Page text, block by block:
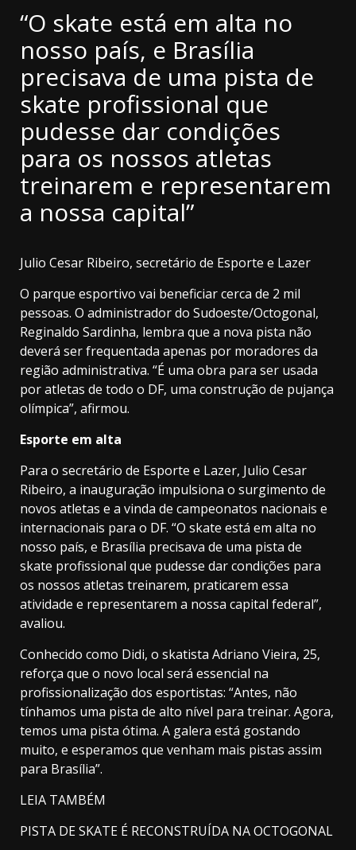
“O skate está em alta no
nosso país, e Brasília
precisava de uma pista de
skate profissional que
pudesse dar condições
para os nossos atletas
treinarem e representarem
a nossa capital”
Julio Cesar Ribeiro, secretário de Esporte e Lazer
O parque esportivo vai beneficiar cerca de 2 mil
pessoas.‌ O administrador do Sudoeste/Octogonal,
Reginaldo Sardinha, lembra que a nova pista não
deverá ser frequentada apenas por moradores da
região administrativa. “É uma obra para ser usada
por atletas de todo o DF, uma construção de pujança
olímpica”, afirmou.
Esporte em alta
Para o secretário de Esporte e Lazer, Julio Cesar
Ribeiro, a inauguração impulsiona o surgimento de
novos atletas e a vinda de campeonatos nacionais e
internacionais para o DF. “O skate está em alta no
nosso país, e Brasília precisava de uma pista de
skate profissional que pudesse dar condições para
os nossos atletas treinarem, praticarem essa
atividade e representarem a nossa capital federal”,
avaliou.
Conhecido como Didi, o skatista Adriano Vieira, 25,
reforça que o novo local será essencial na
profissionalização dos esportistas: “Antes, não
tínhamos uma pista de alto nível para treinar. Agora,
temos uma pista ótima. A galera está gostando
muito, e esperamos que venham mais pistas assim
para Brasília”.
LEIA TAMBÉM
PISTA DE SKATE É RECONSTRUÍDA NA OCTOGONAL